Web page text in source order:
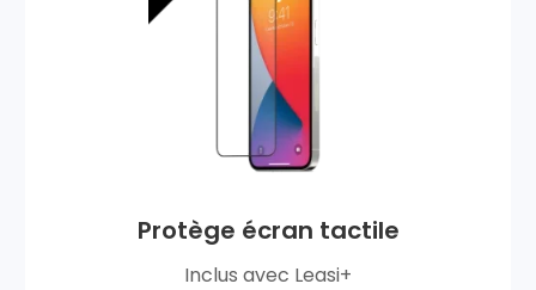
Protège écran tactile
Inclus avec Leasi+